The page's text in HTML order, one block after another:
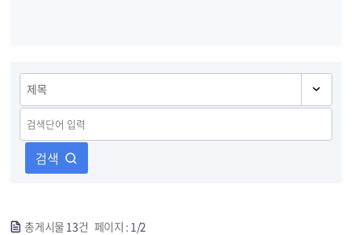
검색
총게시물 13건 페이지 : 1/2